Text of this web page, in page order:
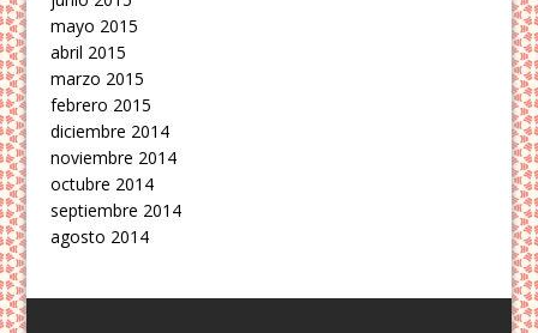
mayo 2015
abril 2015
marzo 2015
febrero 2015
diciembre 2014
noviembre 2014
octubre 2014
septiembre 2014
agosto 2014